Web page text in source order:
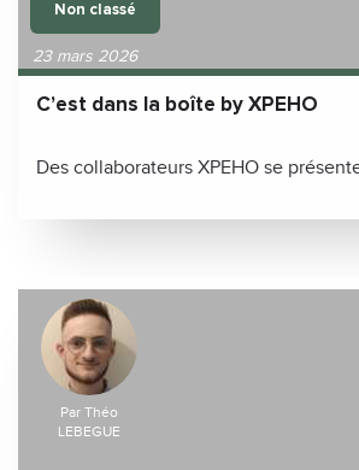
Non classé
23 mars 2026
C’est dans la boîte by XPEHO
Des collaborateurs XPEHO se
Par Théo
LEBEGUE